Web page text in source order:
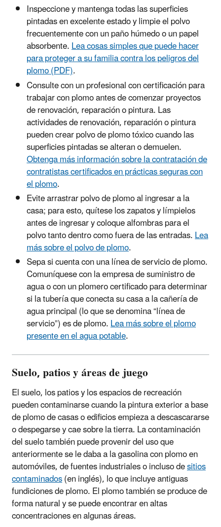
Inspeccione y mantenga todas las superficies
pintadas en excelente estado y limpie el polvo
frecuentemente con un paño húmedo o un papel
absorbente.Lea cosas simples que puede hacer
para proteger a su familia contra los peligros del
plomo (PDF).
Consulte con un profesional con certificación para
trabajar con plomo antes de comenzar proyectos
de renovación, reparación o pintura. Las
actividades de renovación, reparación o pintura
pueden crear polvo de plomo tóxico cuando las
superficies pintadas se alteran o demuelen.
Obtenga más información sobre la contratación de
contratistas certificados en prácticas seguras con
el plomo.
Evite arrastrar polvo de plomo al ingresar a la
casa; para esto, quítese los zapatos y límpielos
antes de ingresar y coloque alfombras para el
polvo tanto dentro como fuera de las entradas.Lea
más sobre el polvo de plomo.
Sepa si cuenta con una línea de servicio de plomo.
Comuníquese con la empresa de suministro de
agua o con un plomero certificado para determinar
si la tubería que conecta su casa a la cañería de
agua principal (lo que se denomina “línea de
servicio”) es de plomo.Lea más sobre el plomo
presente en el agua potable.
Suelo, patios y áreas de juego
El suelo, los patios y los espacios de recreación
pueden contaminarse cuando la pintura exterior a base
de plomo de casas o edificios empieza a descascararse
o despegarse y cae sobre la tierra. La contaminación
del suelo también puede provenir del uso que
anteriormente se le daba a la gasolina con plomo en
automóviles, de fuentes industriales o incluso desitios
contaminados(en inglés), lo que incluye antiguas
fundiciones de plomo. El plomo también se produce de
forma natural y se puede encontrar en altas
concentraciones en algunas áreas.